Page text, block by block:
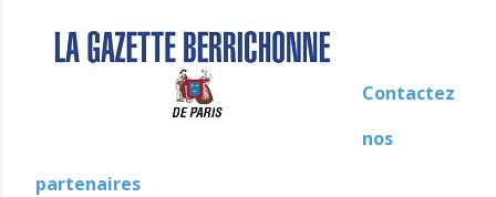
Contactez
nos
partenaires